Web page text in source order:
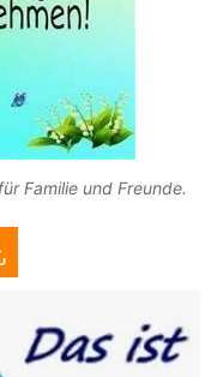
Familie und Freunde.